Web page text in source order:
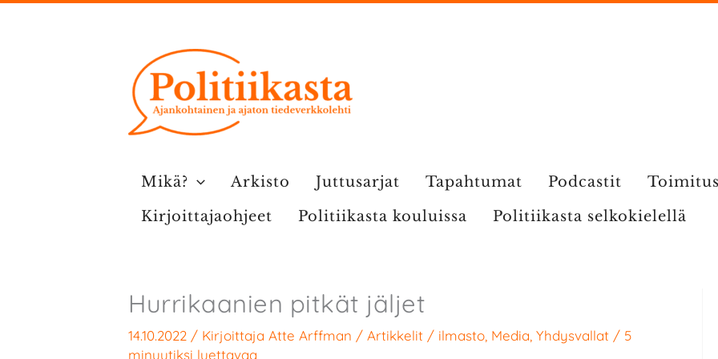
Mikä? Arkisto Juttusarjat Tapahtumat Podcastit
Kirjoittajaohjeet
Politiikasta kouluissa Politiikasta selkokielellä
Hurrikaanien pitkät jäljet
14.10.2022 / Kirjoittaja Atte Arffman / Artikkelit / ilmasto Media Yhdysvallat / 5
minuutiksi luettavaa